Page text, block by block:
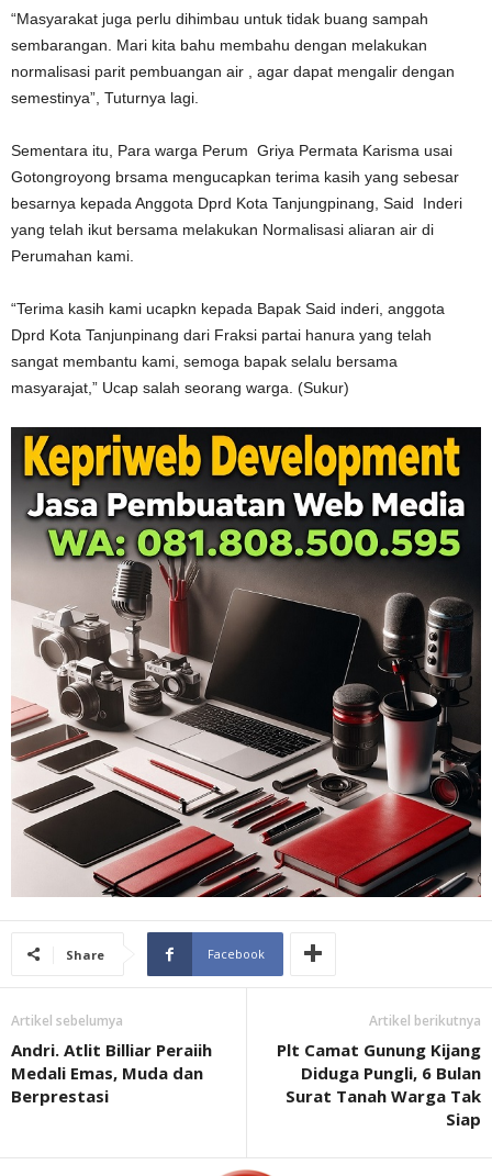
“Masyarakat juga perlu dihimbau untuk tidak buang sampah
sembarangan. Mari kita bahu membahu dengan melakukan
normalisasi parit pembuangan air , agar dapat mengalir dengan
semestinya”, Tuturnya lagi.
Sementara itu, Para warga Perum Griya Permata Karisma usai
Gotongroyong brsama mengucapkan terima kasih yang sebesar
besarnya kepada Anggota Dprd Kota Tanjungpinang, Said Inderi
yang telah ikut bersama melakukan Normalisasi aliaran air di
Perumahan kami.
“Terima kasih kami ucapkn kepada Bapak Said inderi, anggota
Dprd Kota Tanjunpinang dari Fraksi partai hanura yang telah
sangat membantu kami, semoga bapak selalu bersama
masyarajat,” Ucap salah seorang warga. (Sukur)
Share Facebook
Artikel sebelumya
Andri. Atlit Billiar Peraiih
Medali Emas, Muda dan
Berprestasi
Artikel berikutnya
Plt Camat Gunung Kijang
Diduga Pungli, 6 Bulan
Surat Tanah Warga Tak
Siap